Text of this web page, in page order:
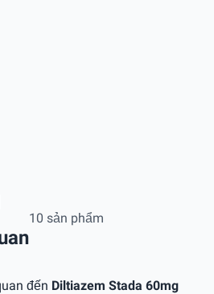
10 sản phẩm
đến Diltiazem Stada 60mg